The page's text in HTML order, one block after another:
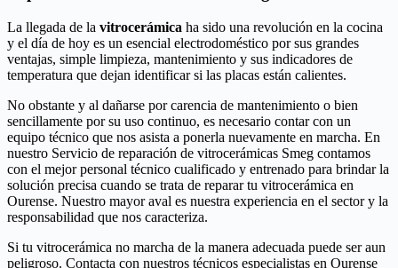
La llegada de la vitrocerámica ha sido una revolución en la cocina
y el día de hoy es un esencial electrodoméstico por sus grandes
ventajas, simple limpieza, mantenimiento y sus indicadores de
temperatura que dejan identificar si las placas están calientes.
No obstante y al dañarse por carencia de mantenimiento o bien
sencillamente por su uso continuo, es necesario contar con un
equipo técnico que nos asista a ponerla nuevamente en marcha. En
nuestro Servicio de reparación de vitrocerámicas Smeg contamos
con el mejor personal técnico cualificado y entrenado para brindar la
solución precisa cuando se trata de reparar tu vitrocerámica en
Ourense. Nuestro mayor aval es nuestra experiencia en el sector y la
responsabilidad que nos caracteriza.
Si tu vitrocerámica no marcha de la manera adecuada puede ser aun
peligroso. Contacta con nuestros técnicos especialistas en Ourense